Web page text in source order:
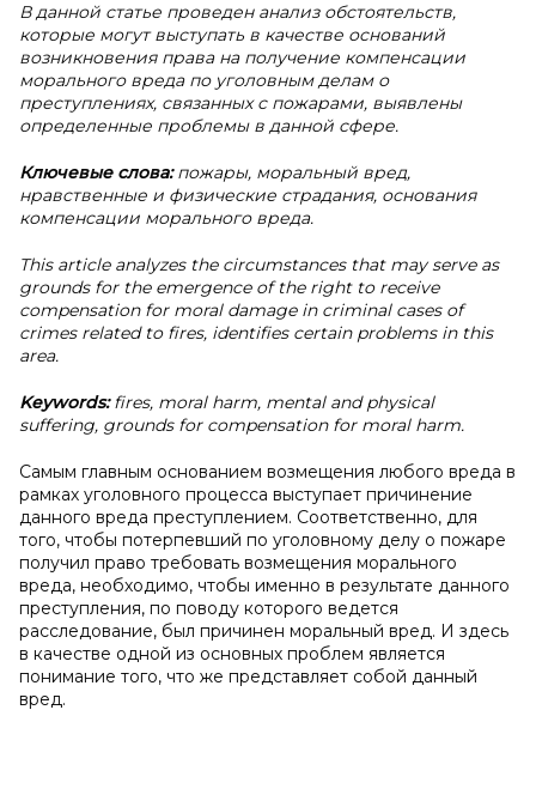
В данной статье проведен анализ обстоятельств,
которые могут выступать в качестве оснований
возникновения права на получение компенсации
морального вреда по уголовным делам о
преступлениях, связанных с пожарами, выявлены
определенные проблемы в данной сфере.
Ключевые слова:пожары, моральный вред,
нравственные и физические страдания, основания
компенсации морального вреда.
This article analyzes the circumstances that may serve as
grounds for the emergence of the right to receive
compensation for moral damage in criminal cases of
crimes related to fires, identifies certain problems in this
area.
Keywords:fires, moral harm, mental and physical
suffering, grounds for compensation for moral harm.
Самым главным основанием возмещения любого вреда в
рамках уголовного процесса выступает причинение
данного вреда преступлением. Соответственно, для
того, чтобы потерпевший по уголовному делу о пожаре
получил право требовать возмещения морального
вреда, необходимо, чтобы именно в результате данного
преступления, по поводу которого ведется
расследование, был причинен моральный вред. И здесь
в качестве одной из основных проблем является
понимание того, что же представляет собой данный
вред.